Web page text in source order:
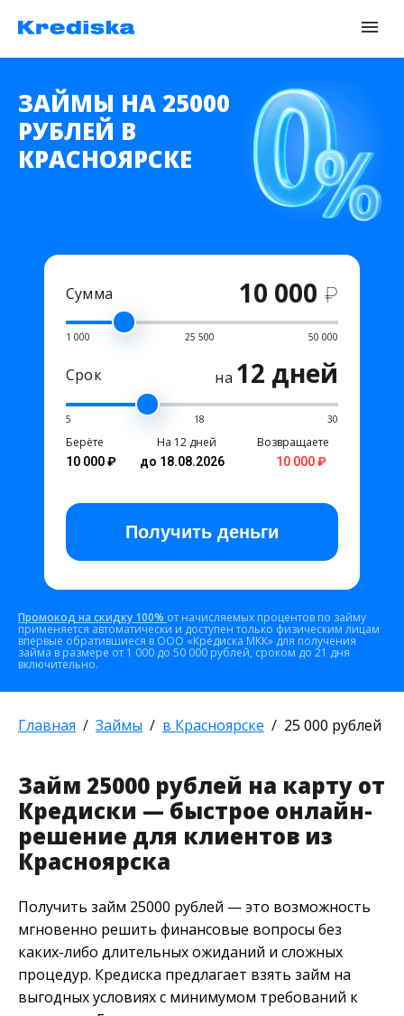
ЗАЙМЫ НА 25000
РУБЛЕЙ В
КРАСНОЯРСКЕ
Сумма 10 000 ₽
1 000 25 500 50 000
Срок на 12 дней
5 18 30
Берёте
10 000 ₽
На 12 дней
до 18.08.2026
Возвращаете
10 000 ₽
Получить деньги
Промокод на скидку 100% от начисляемых процентов по займу
применяется автоматически и доступен только физическим лицам
впервые обратившиеся в ООО «Кредиска МКК» для получения
займа в размере от 1 000 до 50 000 рублей, сроком до 21 дня
включительно.
Главная Займы в Красноярске 25 000 рублей
Займ 25000 рублей на карту от
Кредиски — быстрое онлайн-
решение для клиентов из
Красноярска
Получить займ 25000 рублей — это возможность
мгновенно решить финансовые вопросы без
каких-либо длительных ожиданий и сложных
процедур. Кредиска предлагает взять займ на
выгодных условиях с минимумом требований к